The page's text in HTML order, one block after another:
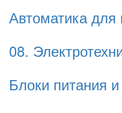
Автоматика
08.
Блоки питания